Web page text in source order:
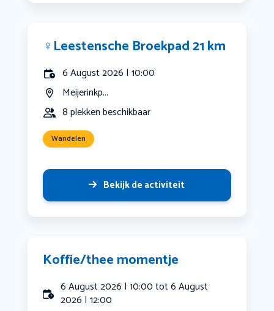
‍♀️Leestensche Broekpad 21 km
6 August 2026 | 10:00
Meijerinkp...
8 plekken beschikbaar
Wandelen
Bekijk de activiteit
Koffie/thee momentje
6 August 2026 | 10:00 tot 6 August
2026 | 12:00